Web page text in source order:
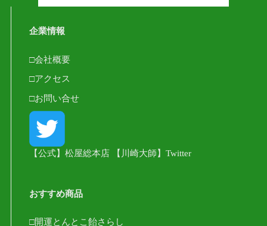
企業情報
□会社概要
□アクセス
□お問い合せ
【公式】松屋総本店 【川崎大師】Twitter
おすすめ商品
□開運とんとこ飴さらし